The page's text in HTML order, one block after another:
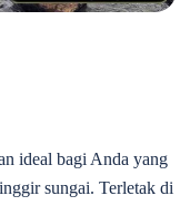
ideal bagi Anda yang
sungai. Terletak di